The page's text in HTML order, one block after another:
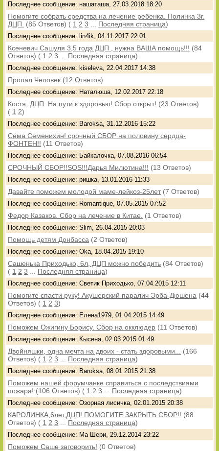
Последнее сообщение: нашаташа, 27.03.2018 18:20
Помогите собрать средства на лечение ребенка. Полинка 3г.
ДЦП.
(85 Ответов) ( 1 2 3 Последняя страница)
Последнее сообщение: lin4ik, 04.11.2017 22:01
Ксеневич Сашуля 3,5 года ДЦП , нужна ВАША помощь!!! (84
Ответов) ( 1 2 3 Последняя страница)
Последнее сообщение: kiseleva, 22.04.2017 14:38
Пропал Человек (12 Ответов)
Последнее сообщение: Наталюша, 12.02.2017 22:18
Костя, ДЦП. На пути к здоровью! Сбор открыт! (23 Ответов)
( 1 2)
Последнее сообщение: Baroksa, 31.12.2016 15:22
Сёма Семенихин! срочный СБОР на половину сердца-
ФОНТЕН!! (11 Ответов)
Последнее сообщение: Байкалочка, 07.08.2016 06:54
СРОЧНЫЙ СБОР!!SOS!!!Дарья Милютина!!! (13 Ответов)
Последнее сообщение: ришка, 13.01.2016 11:33
Давайте поможем молодой маме-лейкоз-25лет (7 Ответов)
Последнее сообщение: Romantique, 07.05.2015 07:52
Федор Казаков. Сбор на лечение в Китае. (1 Ответов)
Последнее сообщение: Slim, 26.04.2015 20:03
Помощь детям Донбасса (2 Ответов)
Последнее сообщение: Oka, 18.04.2015 19:10
Сашенька Приходько, 6л, ДЦП можно победить (84 Ответов)
( 1 2 3 Последняя страница)
Последнее сообщение: Светик Приходько, 07.04.2015 12:11
Помогите спасти руку! Акушерский паралич Эрба-Дюшена (44
Ответов) ( 1 2 3)
Последнее сообщение: Елена1979, 01.04.2015 14:49
Поможем Ожигину Борису. Сбор на окклюдер (11 Ответов)
Последнее сообщение: Кысена, 02.03.2015 01:49
Двойняшки, одна мечта на двоих - стать здоровыми...
(166
Ответов) ( 1 2 3 Последняя страница)
Последнее сообщение: Baroksa, 08.01.2015 21:38
Поможем нашей форумчанке справиться с последствиями
пожара! (106 Ответов) ( 1 2 3 Последняя страница)
Последнее сообщение: Озорная лисичка, 02.01.2015 20:38
КАРОЛИНКА,6лет,ДЦП! ПОМОГИТЕ ЗАКРЫТЬ СБОР!! (88
Ответов) ( 1 2 3 Последняя страница)
Последнее сообщение: Ма Шери, 29.12.2014 23:22
Поможем Саше заговорить! (0 Ответов)